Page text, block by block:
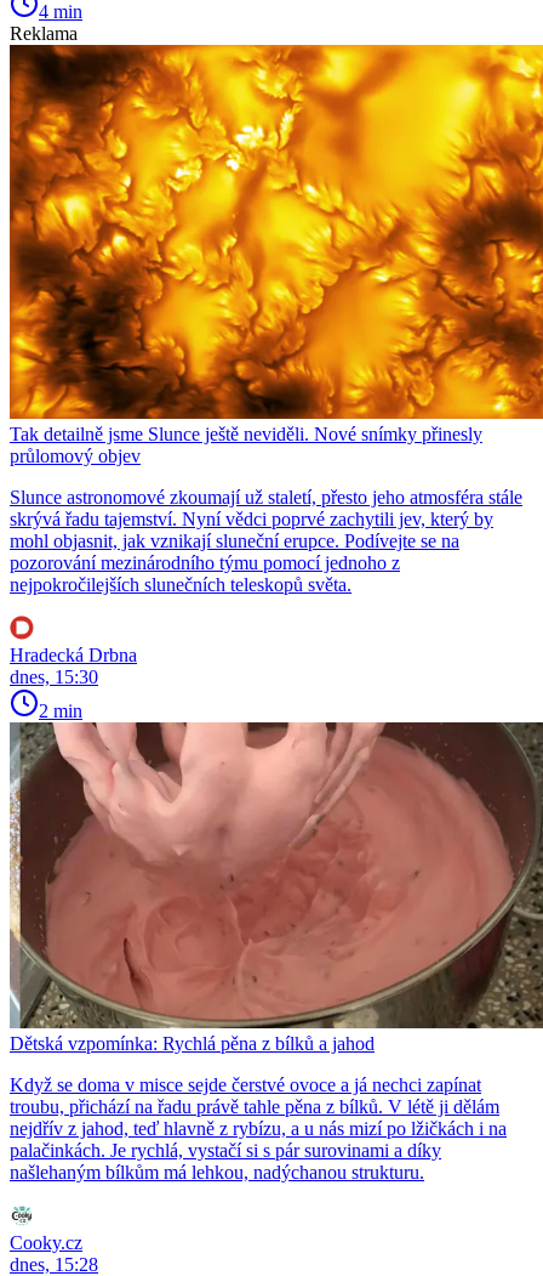
4 min
Reklama
Tak detailně jsme Slunce ještě neviděli. Nové snímky přinesly
průlomový objev
Slunce astronomové zkoumají už staletí, přesto jeho atmosféra stále
skrývá řadu tajemství. Nyní vědci poprvé zachytili jev, který by
mohl objasnit, jak vznikají sluneční erupce. Podívejte se na
pozorování mezinárodního týmu pomocí jednoho z
nejpokročilejších slunečních teleskopů světa.
Hradecká Drbna
dnes, 15:30
2 min
Dětská vzpomínka: Rychlá pěna z bílků a jahod
Když se doma v misce sejde čerstvé ovoce a já nechci zapínat
troubu, přichází na řadu právě tahle pěna z bílků. V létě ji dělám
nejdřív z jahod, teď hlavně z rybízu, a u nás mizí po lžičkách i na
palačinkách. Je rychlá, vystačí si s pár surovinami a díky
našlehaným bílkům má lehkou, nadýchanou strukturu.
Cooky.cz
dnes, 15:28